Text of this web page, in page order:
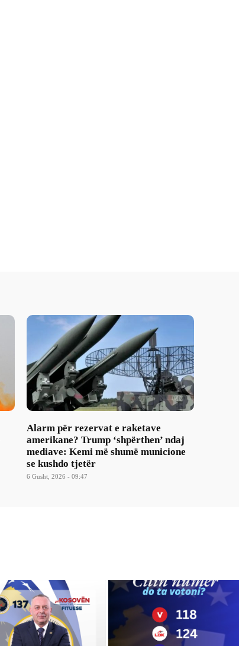
Alarm për rezervat e raketave
amerikane? Trump ‘shpërthen’ ndaj
mediave: Kemi më shumë municione
se kushdo tjetër
6 Gusht, 2026 - 09:47